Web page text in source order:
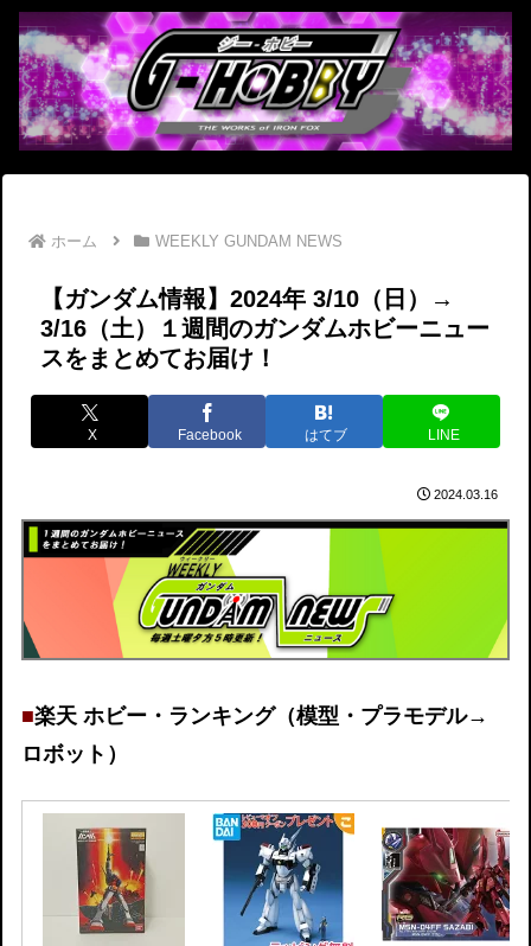
ホーム WEEKLY GUNDAM NEWS
【ガンダム情報】2024年 3/10（日）→
3/16（土）１週間のガンダムホビーニュー
スをまとめてお届け！
X Facebook はてブ LINE
2024.03.16
■楽天 ホビー・ランキング（模型・プラモデル→
ロボット）